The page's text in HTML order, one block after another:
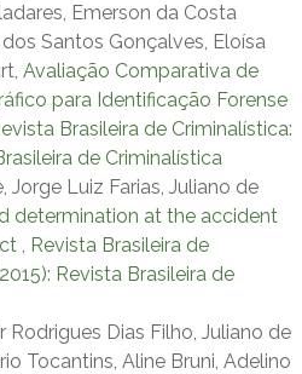
Emerson da Costa
Santos Gonçalves, Eloísa
Avaliação Comparativa de
para Identificação Forense
Brasileira de Criminalística:
de Criminalística
Jorge Luiz Farias, Juliano de
determination at the accident
, Revista Brasileira de
Revista Brasileira de
Rodrigues Dias Filho, Juliano de
Tocantins, Aline Bruni, Adelino